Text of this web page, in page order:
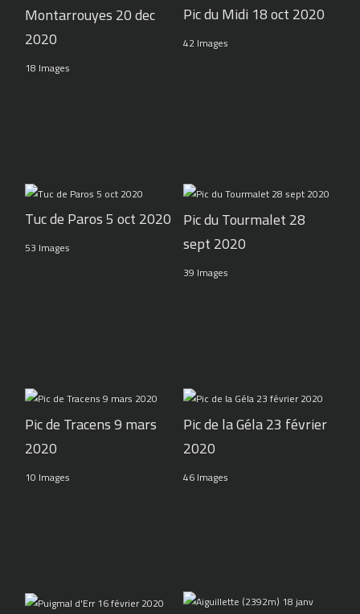
Montarrouyes 20 dec
2020
18 Images
Pic du Midi 18 oct 2020
42 Images
Tuc de Paros 5 oct 2020
53 Images
Pic du Tourmalet 28
sept 2020
39 Images
Pic de Tracens 9 mars
2020
10 Images
Pic de la Géla 23 février
2020
46 Images